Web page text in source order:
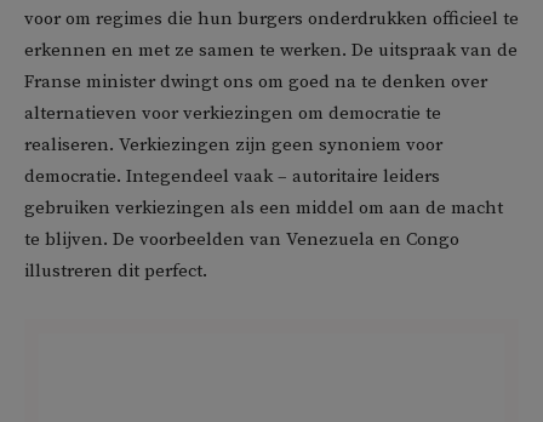
voor om regimes die hun burgers onderdrukken officieel te
erkennen en met ze samen te werken. De uitspraak van de
Franse minister dwingt ons om goed na te denken over
alternatieven voor verkiezingen om democratie te
realiseren. Verkiezingen zijn geen synoniem voor
democratie. Integendeel vaak – autoritaire leiders
gebruiken verkiezingen als een middel om aan de macht
te blijven. De voorbeelden van Venezuela en Congo
illustreren dit perfect.